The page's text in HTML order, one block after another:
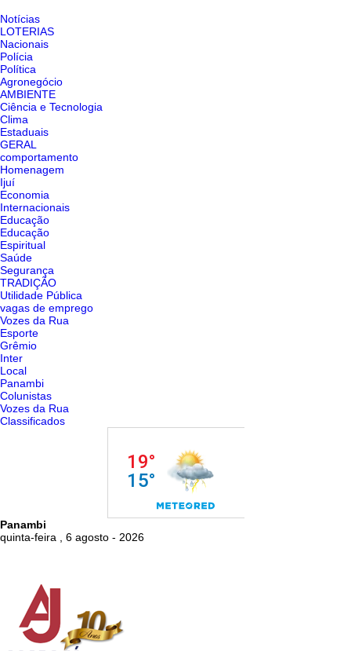
Notícias
LOTERIAS
Nacionais
Polícia
Política
Agronegócio
AMBIENTE
Ciência e Tecnologia
Clima
Estaduais
GERAL
comportamento
Homenagem
Ijuí
Economia
Internacionais
Educação
Educação
Espiritual
Saúde
Segurança
TRADIÇÃO
Utilidade Pública
vagas de emprego
Vozes da Rua
Esporte
Grêmio
Inter
Local
Panambi
Colunistas
Vozes da Rua
Classificados
Panambi
quinta-feira , 6 agosto - 2026